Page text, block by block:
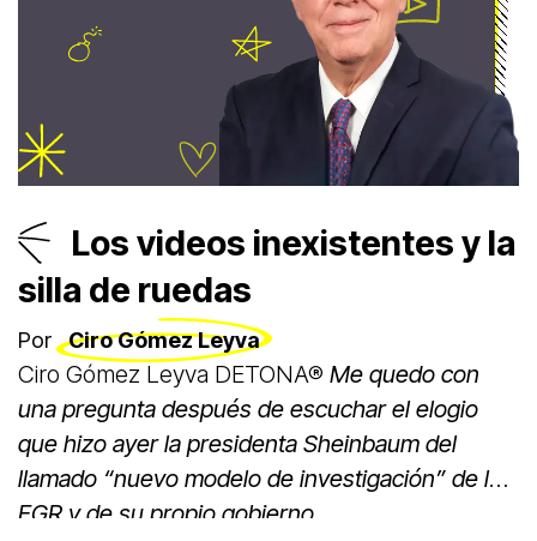
Los videos inexistentes y la
silla de ruedas
Por Ciro Gómez Leyva
Ciro Gómez Leyva DETONA® Me quedo con
una pregunta después de escuchar el elogio
que hizo ayer la presidenta Sheinbaum del
llamado “nuevo modelo de investigación” de la
FGR y de su propio gobierno.